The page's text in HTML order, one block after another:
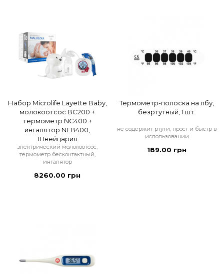
Набор Microlife Layette Baby,
молокоотсос BC200 +
термометр NC400 +
ингалятор NEB400,
Швейцария
электрический молокоотсос,
термометр бесконтактный,
ингалятор
8260.00 грн
Термометр-полоска на лбу,
безртутный, 1 шт.
не содержит ртути, прост и быстр в
использовании
189.00 грн